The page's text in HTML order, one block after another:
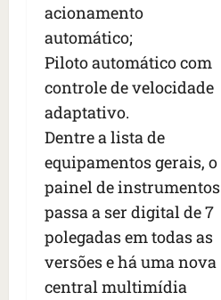
acionamento
automático;
Piloto automático com
controle de velocidade
adaptativo.
Dentre a lista de
equipamentos gerais, o
painel de instrumentos
passa a ser digital de 7
polegadas em todas as
versões e há uma nova
central multimídia